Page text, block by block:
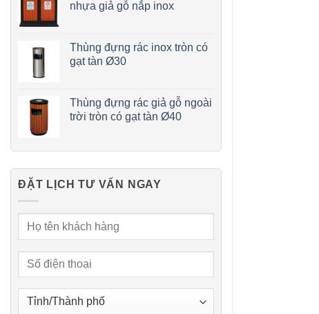
nhựa giả gỗ nắp inox
Thùng đựng rác inox tròn có
gạt tàn Ø30
Thùng đựng rác giả gỗ ngoài
trời tròn có gạt tàn Ø40
ĐẶT LỊCH TƯ VẤN NGAY